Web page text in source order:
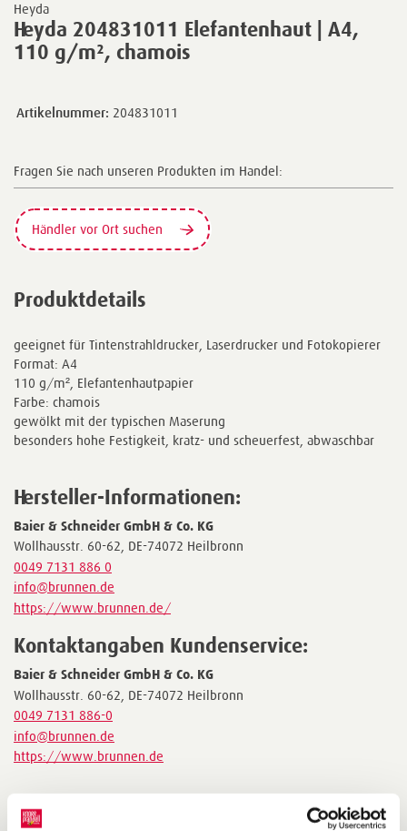
Heyda
Heyda 204831011 Elefantenhaut | A4,
110 g/m², chamois
Artikelnummer: 204831011
Fragen Sie nach unseren Produkten im Handel:
Händler vor Ort suchen
Produktdetails
geeignet für Tintenstrahldrucker, Laserdrucker und Fotokopierer
Format: A4
110 g/m², Elefantenhautpapier
Farbe: chamois
gewölkt mit der typischen Maserung
besonders hohe Festigkeit, kratz- und scheuerfest, abwaschbar
Hersteller-Informationen:
Baier & Schneider GmbH & Co. KG
Wollhausstr. 60-62, DE-74072 Heilbronn
0049 7131 886 0
info@brunnen.de
https://www.brunnen.de/
Kontaktangaben Kundenservice:
Baier & Schneider GmbH & Co. KG
Wollhausstr. 60-62, DE-74072 Heilbronn
0049 7131 886-0
info@brunnen.de
https://www.brunnen.de